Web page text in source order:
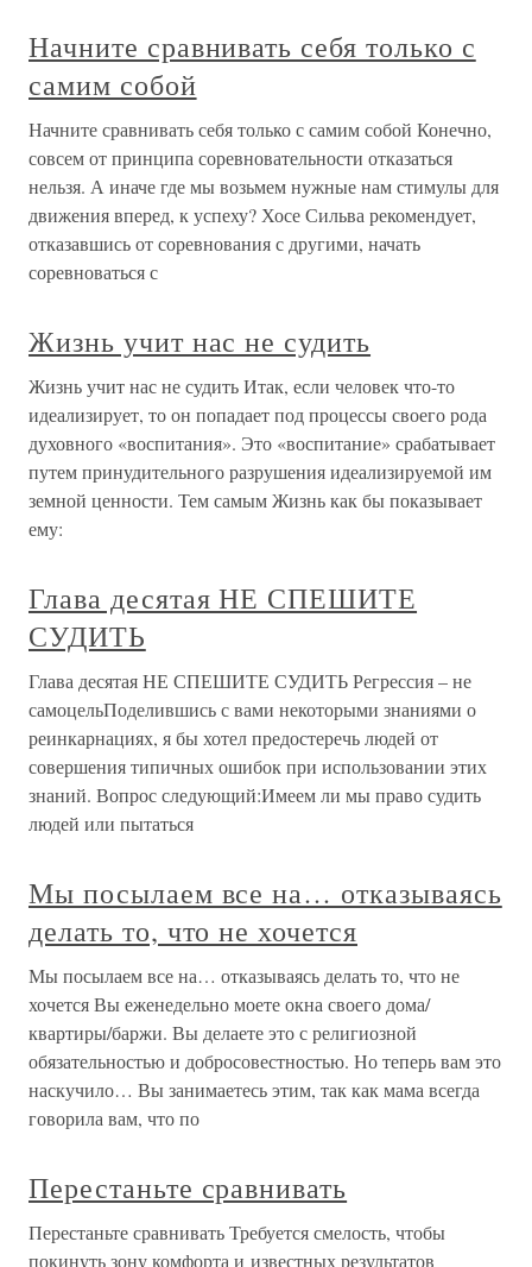
Начните сравнивать себя только с
самим собой
Начните сравнивать себя только с самим собой Конечно,
совсем от принципа соревновательности отказаться
нельзя. А иначе где мы возьмем нужные нам стимулы для
движения вперед, к успеху? Хосе Сильва рекомендует,
отказавшись от соревнования с другими, начать
соревноваться с
Жизнь учит нас не судить
Жизнь учит нас не судить Итак, если человек что-то
идеализирует, то он попадает под процессы своего рода
духовного «воспитания». Это «воспитание» срабатывает
путем принудительного разрушения идеализируемой им
земной ценности. Тем самым Жизнь как бы показывает
ему:
Глава десятая НЕ СПЕШИТЕ
СУДИТЬ
Глава десятая НЕ СПЕШИТЕ СУДИТЬ Регрессия – не
самоцельПоделившись с вами некоторыми знаниями о
реинкарнациях, я бы хотел предостеречь людей от
совершения типичных ошибок при использовании этих
знаний. Вопрос следующий:Имеем ли мы право судить
людей или пытаться
Мы посылаем все на… отказываясь
делать то, что не хочется
Мы посылаем все на… отказываясь делать то, что не
хочется Вы еженедельно моете окна своего дома/
квартиры/баржи. Вы делаете это с религиозной
обязательностью и добросовестностью. Но теперь вам это
наскучило… Вы занимаетесь этим, так как мама всегда
говорила вам, что по
Перестаньте сравнивать
Перестаньте сравнивать Требуется смелость, чтобы
покинуть зону комфорта и известных результатов